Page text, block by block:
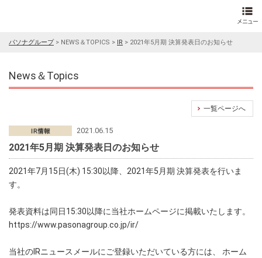
パソナグループ> NEWS＆TOPICS > IR > 2021年5月期 決算発表日のお知らせ
News＆Topics
一覧ページへ
2021.06.15
2021年5月期 決算発表日のお知らせ
2021年7月15日(木) 15:30以降、2021年5月期 決算発表を行いま
す。
発表資料は同日15:30以降に当社ホームページに掲載いたします。
https://www.pasonagroup.co.jp/ir/
当社のIRニュースメールにご登録いただいている方には、 ホーム